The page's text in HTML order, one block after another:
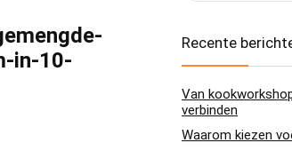
in-10-
Recente
Van
verbinden
Waarom kiezen